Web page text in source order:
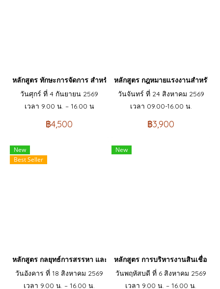
หลักสูตร ทักษะการจัดการ สำหรับเจ้าหน้าที่ฝึกอบรมมืออาชีพ
วันศุกร์ ที่ 4 กันยายน 2569
เวลา 9.00 น. – 16.00 น
฿4,500
หลักสูตร กฎหมายแรงงานสำหรับน
วันจันทร์ ที่ 24 สิงหาคม 2569
เวลา 09.00-16.00 น.
฿3,900
New
Best Seller
หลักสูตร กลยุทธ์การสรรหา และเทคนิคการสัมภาษณ์ คัดเลือกบุคคลเ
วันอังคาร ที่ 18 สิงหาคม 2569
เวลา 9.00 น. – 16.00 น.
New
หลักสูตร การบริหารงานสินเชื่อ &
วันพฤหัสบดี ที่ 6 สิงหาคม 2569
เวลา 9.00 น. – 16.00 น.